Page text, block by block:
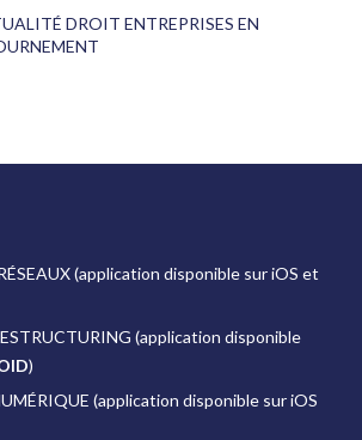
DROIT ENTREPRISES EN
(application disponible sur iOS et
(application disponible
)
(application disponible sur iOS